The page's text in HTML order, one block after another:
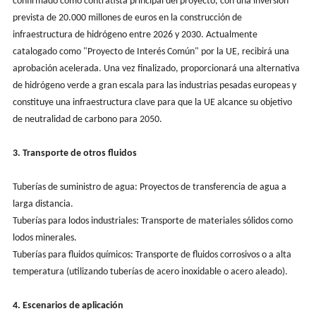
prevista de 20.000 millones de euros en la construcción de
infraestructura de hidrógeno entre 2026 y 2030. Actualmente
catalogado como "Proyecto de Interés Común" por la UE, recibirá una
aprobación acelerada. Una vez finalizado, proporcionará una alternativa
de hidrógeno verde a gran escala para las industrias pesadas europeas y
constituye una infraestructura clave para que la UE alcance su objetivo
de neutralidad de carbono para 2050.
3. Transporte de otros fluidos
Tuberías de suministro de agua: Proyectos de transferencia de agua a
larga distancia.
Tuberías para lodos industriales: Transporte de materiales sólidos como
lodos minerales.
Tuberías para fluidos químicos: Transporte de fluidos corrosivos o a alta
temperatura (utilizando tuberías de acero inoxidable o acero aleado).
4. Escenarios de aplicación